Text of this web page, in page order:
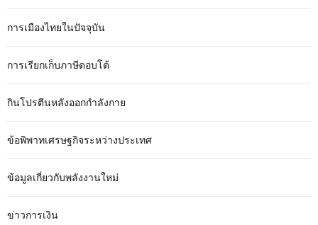
การเมืองไทยในปัจจุบัน
การเรียกเก็บภาษีตอบโต้
กินโปรตีนหลังออกกำลังกาย
ข้อพิพาทเศรษฐกิจระหว่างประเทศ
ข้อมูลเกี่ยวกับพลังงานใหม่
ข่าวการเงิน